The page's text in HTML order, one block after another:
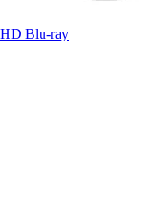
HD Blu-ray